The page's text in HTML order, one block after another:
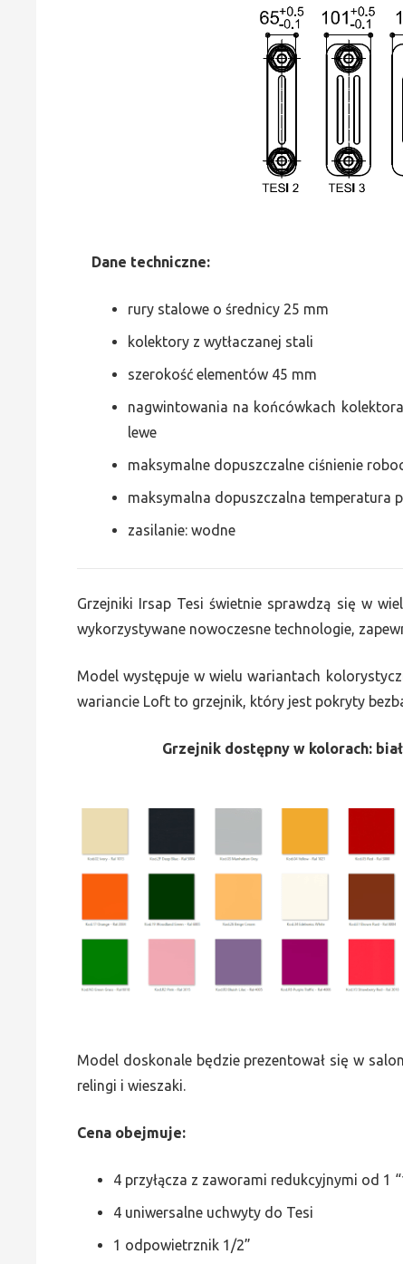
Dane techniczne:
rury stalowe o średnicy 25 mm
kolektory z wytłaczanej stali
szerokość elementów 45 mm
nagwintowania na końcówkach
lewe
maksymalne dopuszczalne ciśnienie
maksymalna dopuszczalna temperatura
zasilanie: wodne
Grzejniki Irsap Tesi świetnie sprawdzą się w
wykorzystywane nowoczesne technologie,
Model występuje w wielu wariantach
wariancie Loft to grzejnik, który jest pokryty
Grzejnik dostępny w kolorach:
Model doskonale będzie prezentował się w
relingi i wieszaki.
Cena obejmuje:
4 przyłącza z zaworami redukcyjnymi od 1
4 uniwersalne uchwyty do Tesi
1 odpowietrznik 1/2”